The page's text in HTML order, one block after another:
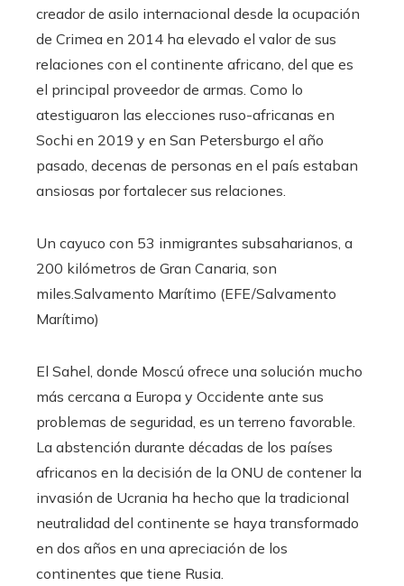
creador de asilo internacional desde la ocupación
de Crimea en 2014 ha elevado el valor de sus
relaciones con el continente africano, del que es
el principal proveedor de armas. Como lo
atestiguaron las elecciones ruso-africanas en
Sochi en 2019 y en San Petersburgo el año
pasado, decenas de personas en el país estaban
ansiosas por fortalecer sus relaciones.
Un cayuco con 53 inmigrantes subsaharianos, a
200 kilómetros de Gran Canaria, son
miles.Salvamento Marítimo (EFE/Salvamento
Marítimo)
El Sahel, donde Moscú ofrece una solución mucho
más cercana a Europa y Occidente ante sus
problemas de seguridad, es un terreno favorable.
La abstención durante décadas de los países
africanos en la decisión de la ONU de contener la
invasión de Ucrania ha hecho que la tradicional
neutralidad del continente se haya transformado
en dos años en una apreciación de los
continentes que tiene Rusia.